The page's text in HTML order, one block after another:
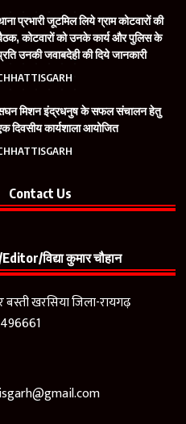
प्रभारी जूटमिल लिये ग्राम कोटवारों की
कोटवारों को उनके कार्य और पुलिस के
उनकी जवाबदेही की दिये जानकारी
मिशन इंद्रधनुष के सफल संचालन हेतु
दिवसीय कार्यशाला आयोजित
Contact Us
विद्या कुमार चौहान
बस्ती खरसिया जिला-रायगढ़